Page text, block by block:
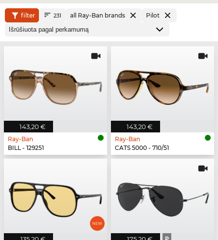
filter 231 all Ray-Ban brands Pilot
143,20 €
Ray-Ban
BILL - 129251
143,20 €
Ray-Ban
CATS 5000 - 710/51
P